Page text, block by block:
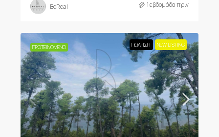
BeReal 1 εβδομάδα πριν
ΠΡΟΤΕΙΝΌΜΕΝΟ ΠΏΛΗΣΗ NEW LISTING